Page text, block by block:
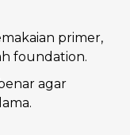
primer,
foundation.
agar